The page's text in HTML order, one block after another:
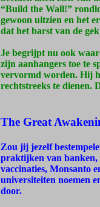
“Build the Wall!”
gewoon uitzien en het
dat het barst van de
Je begrijpt nu ook
zijn aanhangers toe te
vervormd worden. Hij
rechtstreeks te dienen.
The Great
Zou jij jezelf
praktijken van banken,
vaccinaties, Monsanto
universiteiten noemen
door.